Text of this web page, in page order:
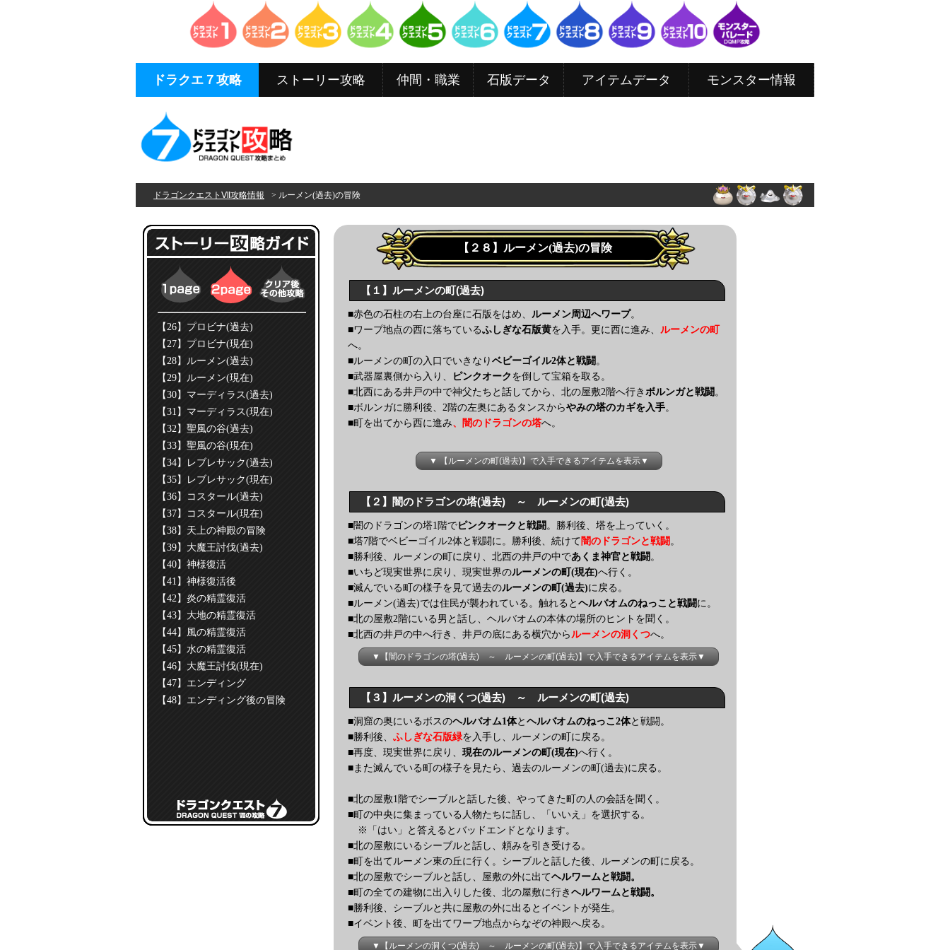
ドラクエ７攻略 ストーリー攻略 仲間・職業 石版データ アイテムデータ モンスター情報
ドラゴンクエストⅦ攻略情報 > ルーメン(過去)の冒険
【26】プロビナ(過去)
【27】プロビナ(現在)
【28】ルーメン(過去)
【29】ルーメン(現在)
【30】マーディラス(過去)
【31】マーディラス(現在)
【32】聖風の谷(過去)
【33】聖風の谷(現在)
【34】レブレサック(過去)
【35】レブレサック(現在)
【36】コスタール(過去)
【37】コスタール(現在)
【38】天上の神殿の冒険
【39】大魔王討伐(過去)
【40】神様復活
【41】神様復活後
【42】炎の精霊復活
【43】大地の精霊復活
【44】風の精霊復活
【45】水の精霊復活
【46】大魔王討伐(現在)
【47】エンディング
【48】エンディング後の冒険
【２８】ルーメン(過去)の冒険
【１】ルーメンの町(過去)
■赤色の石柱の右上の台座に石版をはめ、 ルーメン周辺へワープ。
■ワープ地点の西に落ちているふしぎな石版黄を入手。更に西に進み、 ルーメンの町
へ。
■ルーメンの町の入口でいきなり ベビーゴイル2体と戦闘。
■武器屋裏側から入り、
ピンクオーク を倒して宝箱を取る。
■北西にある井戸の中で神父たちと話してから、北の屋敷2階へ行き ボルンガと戦闘。
■ボルンガに勝利後、2階の左奥にあるタンスからやみの塔のカギを入手。
■町を出てから西に進み、闇のドラゴンの塔へ。
▼ 【ルーメンの町(過去)】で入手できるアイテムを表示▼
【２】闇のドラゴンの塔(過去) ～ ルーメンの町(過去)
■闇のドラゴンの塔1階でピンクオークと戦闘。勝利後、塔を上っていく。
■塔7階でベビーゴイル2体と戦闘に。勝利後、続けて 闇のドラゴンと戦闘。
■勝利後、ルーメンの町に戻り、北西の井戸の中であくま神官と戦闘。
■いちど現実世界に戻り、現実世界のルーメンの町(現在)へ行く。
■滅んでいる町の様子を見て過去のルーメンの町(過去)に戻る。
■ルーメン(過去)では住民が襲われている。触れると ヘルバオムのねっこと戦闘に。
■北の屋敷2階にいる男と話し、ヘルバオムの本体の場所のヒントを聞く。
■北西の井戸の中へ行き、井戸の底にある横穴からルーメンの洞くつへ。
▼【闇のドラゴンの塔(過去) ～ ルーメンの町(過去)】で入手できるアイテムを表示▼
【３】ルーメンの洞くつ(過去) ～ ルーメンの町(過去)
■洞窟の奥にいるボスのヘルバオム1体と ヘルバオムのねっこ2体と戦闘。
■勝利後、 ふしぎな石版緑を入手し、ルーメンの町に戻る。
■再度、現実世界に戻り、 現在のルーメンの町(現在)へ行く。
■また滅んでいる町の様子を見たら、過去のルーメンの町(過去)に戻る。
■北の屋敷1階でシーブルと話した後、やってきた町の人の会話を聞く。
■町の中央に集まっている人物たちに話し、「いいえ」を選択する。
※
「はい」と答えるとバッドエンドとなります。
■北の屋敷にいるシーブルと話し、頼みを引き受ける。
■町を出てルーメン東の丘に行く。シーブルと話した後、ルーメンの町に戻る。
■北の屋敷でシーブルと話し、屋敷の外に出てヘルワームと戦闘。
■町の全ての建物に出入りした後、北の屋敷に行き ヘルワームと戦闘。
■勝利後、シーブルと共に屋敷の外に出るとイベントが発生。
■イベント後、町を出てワープ地点からなぞの神殿へ戻る。
▼【ルーメンの洞くつ(過去) ～ ルーメンの町(過去)】で入手できるアイテムを表示▼